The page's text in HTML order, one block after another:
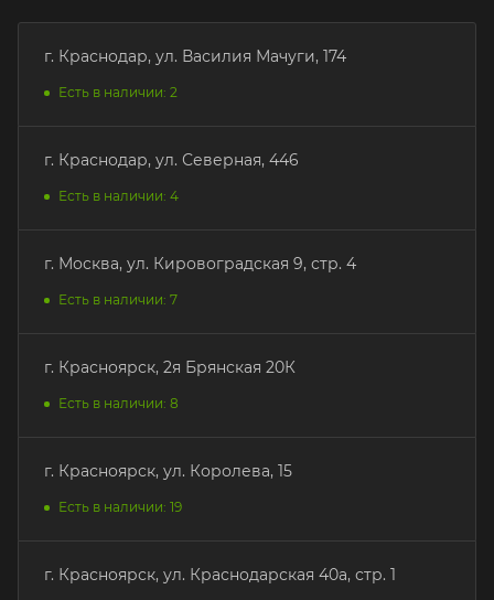
г. Краснодар, ул. Василия Мачуги, 174
Есть в наличии: 2
г. Краснодар, ул. Северная, 446
Есть в наличии: 4
г. Москва, ул. Кировоградская 9, стр. 4
Есть в наличии: 7
г. Красноярск, 2я Брянская 20К
Есть в наличии: 8
г. Красноярск, ул. Королева, 15
Есть в наличии: 19
г. Красноярск, ул. Краснодарская 40а, стр. 1